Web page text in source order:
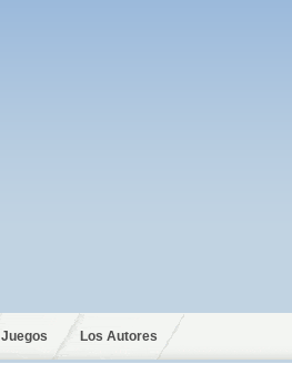
Juegos Los Autores